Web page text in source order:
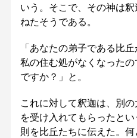
いう。そこで、その神は
ねたそうである。
「あなたの弟子である比
私の住む処がなくなった
ですか？」と。
これに対して釈迦は、別
を受け入れてもらったと
則を比丘たちに伝えた。